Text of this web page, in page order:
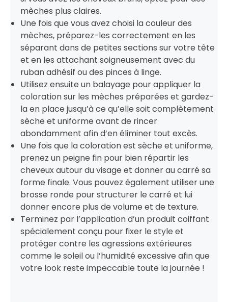
mèches plus claires.
Une fois que vous avez choisi la couleur des
mèches, préparez-les correctement en les
séparant dans de petites sections sur votre tête
et en les attachant soigneusement avec du
ruban adhésif ou des pinces à linge.
Utilisez ensuite un balayage pour appliquer la
coloration sur les mèches préparées et gardez-
la en place jusqu’à ce qu’elle soit complètement
sèche et uniforme avant de rincer
abondamment afin d’en éliminer tout excès.
Une fois que la coloration est sèche et uniforme,
prenez un peigne fin pour bien répartir les
cheveux autour du visage et donner au carré sa
forme finale. Vous pouvez également utiliser une
brosse ronde pour structurer le carré et lui
donner encore plus de volume et de texture.
Terminez par l’application d’un produit coiffant
spécialement conçu pour fixer le style et
protéger contre les agressions extérieures
comme le soleil ou l’humidité excessive afin que
votre look reste impeccable toute la journée !